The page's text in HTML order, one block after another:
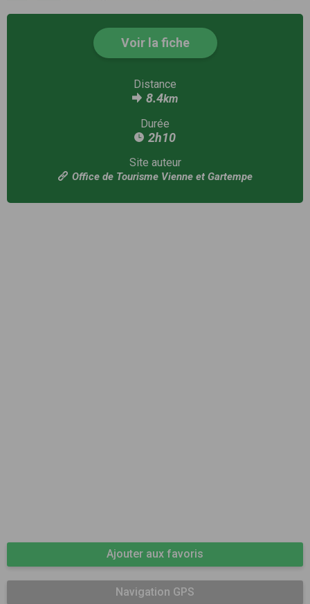
Voir la fiche
Distance
8.4km
Durée
2h10
Site auteur
Office de Tourisme Vienne et Gartempe
Ajouter aux favoris
Navigation GPS